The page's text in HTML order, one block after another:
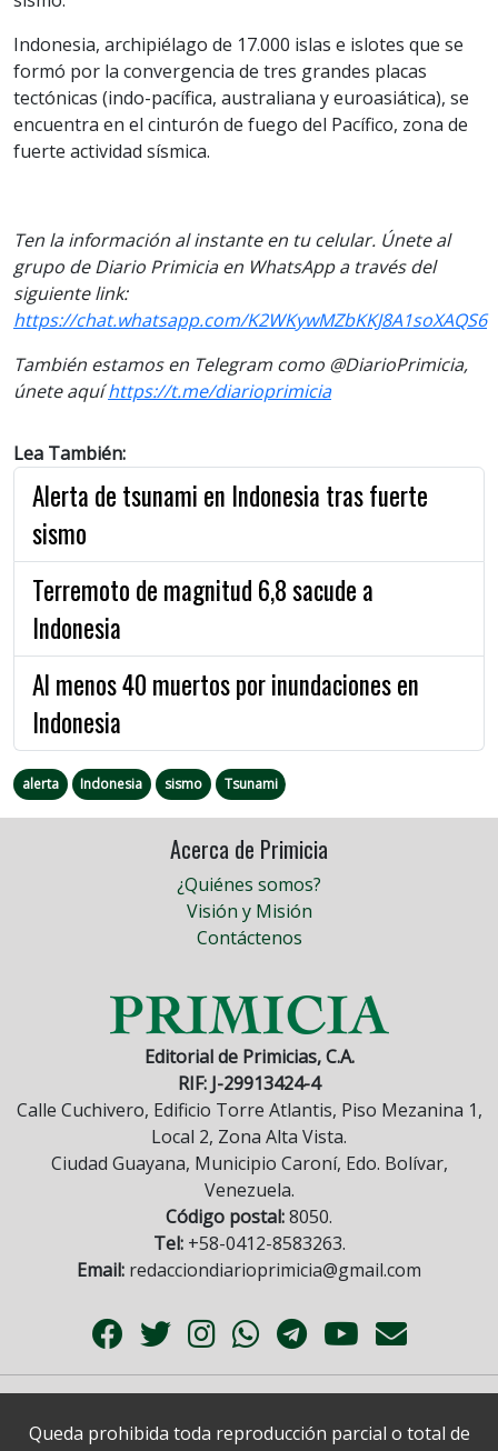
Indonesia, archipiélago de 17.000 islas e islotes que se
formó por la convergencia de tres grandes placas
tectónicas (indo-pacífica, australiana y euroasiática), se
encuentra en el cinturón de fuego del Pacífico, zona de
fuerte actividad sísmica.
Ten la información al instante en tu celular. Únete al
grupo de Diario Primicia en WhatsApp a través del
siguiente link:
https://chat.whatsapp.com/K2WKywMZbKKJ8A1soXAQS6
También estamos en Telegram como @DiarioPrimicia,
únete aquíhttps://t.me/diarioprimicia
Lea También:
Alerta de tsunami en Indonesia tras fuerte
sismo
Terremoto de magnitud 6,8 sacude a
Indonesia
Al menos 40 muertos por inundaciones en
Indonesia
alerta Indonesia sismo Tsunami
Acerca de Primicia
¿Quiénes somos?
Visión y Misión
Contáctenos
Editorial de Primicias, C.A.
RIF: J-29913424-4
Calle Cuchivero, Edificio Torre Atlantis, Piso Mezanina 1,
Local 2, Zona Alta Vista.
Ciudad Guayana, Municipio Caroní, Edo. Bolívar,
Venezuela.
Código postal:8050.
Tel:+58-0412-8583263.
Email: redacciondiarioprimicia@gmail.com
Queda prohibida toda reproducción parcial o total de